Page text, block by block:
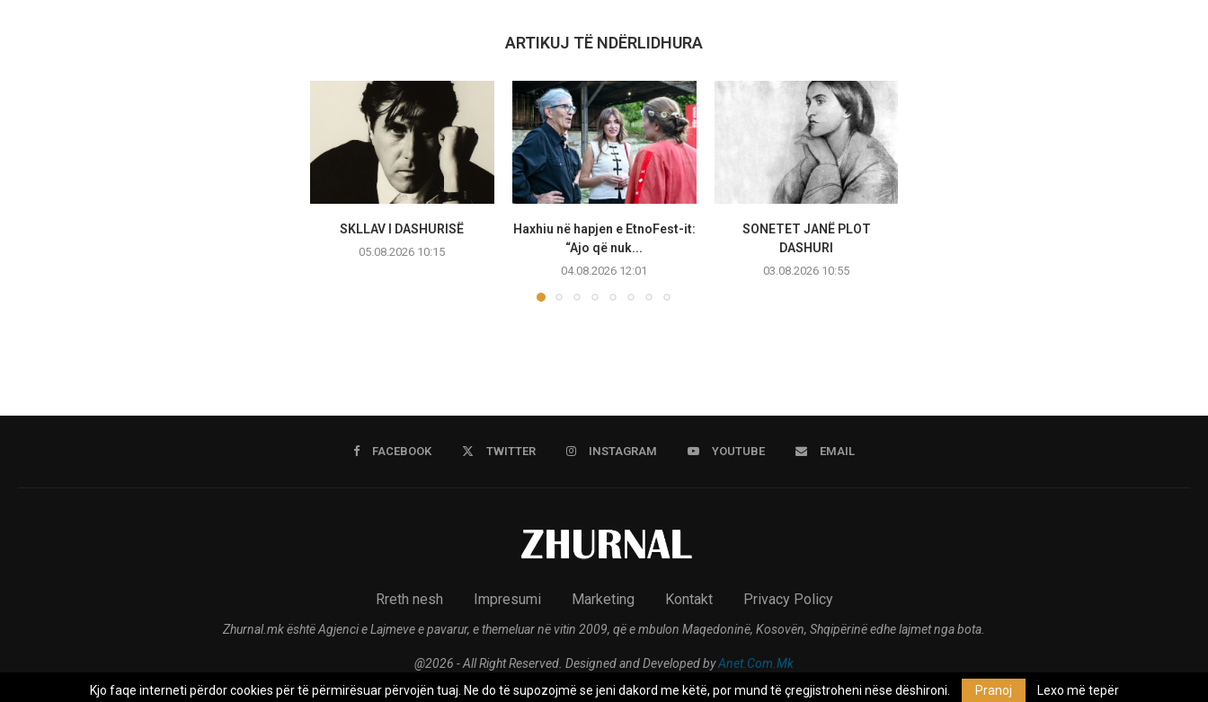
ARTIKUJ TË NDËRLIDHURA
SKLLAV I DASHURISË
05.08.2026 10:15
Haxhiu në hapjen e EtnoFest-it:
“Ajo që nuk...
04.08.2026 12:01
SONETET JANË PLOT
DASHURI
03.08.2026 10:55
FACEBOOK TWITTER INSTAGRAM YOUTUBE EMAIL
Rreth nesh Impresumi Marketing Kontakt Privacy Policy
Zhurnal.mk është Agjenci e Lajmeve e pavarur, e themeluar në vitin 2009, që e mbulon Maqedoninë, Kosovën, Shqipërinë edhe lajmet nga bota.
@2026 - All Right Reserved. Designed and Developed byAnet.Com.Mk
Kjo faqe interneti përdor cookies për të përmirësuar përvojën tuaj. Ne do të supozojmë se jeni dakord me këtë, por mund të çregjistroheni nëse dëshironi.
Pranoj Lexo më tepër